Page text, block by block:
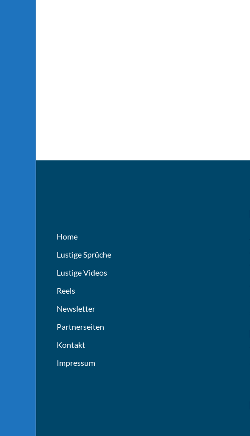
Home
Lustige Sprüche
Lustige Videos
Reels
Newsletter
Partnerseiten
Kontakt
Impressum